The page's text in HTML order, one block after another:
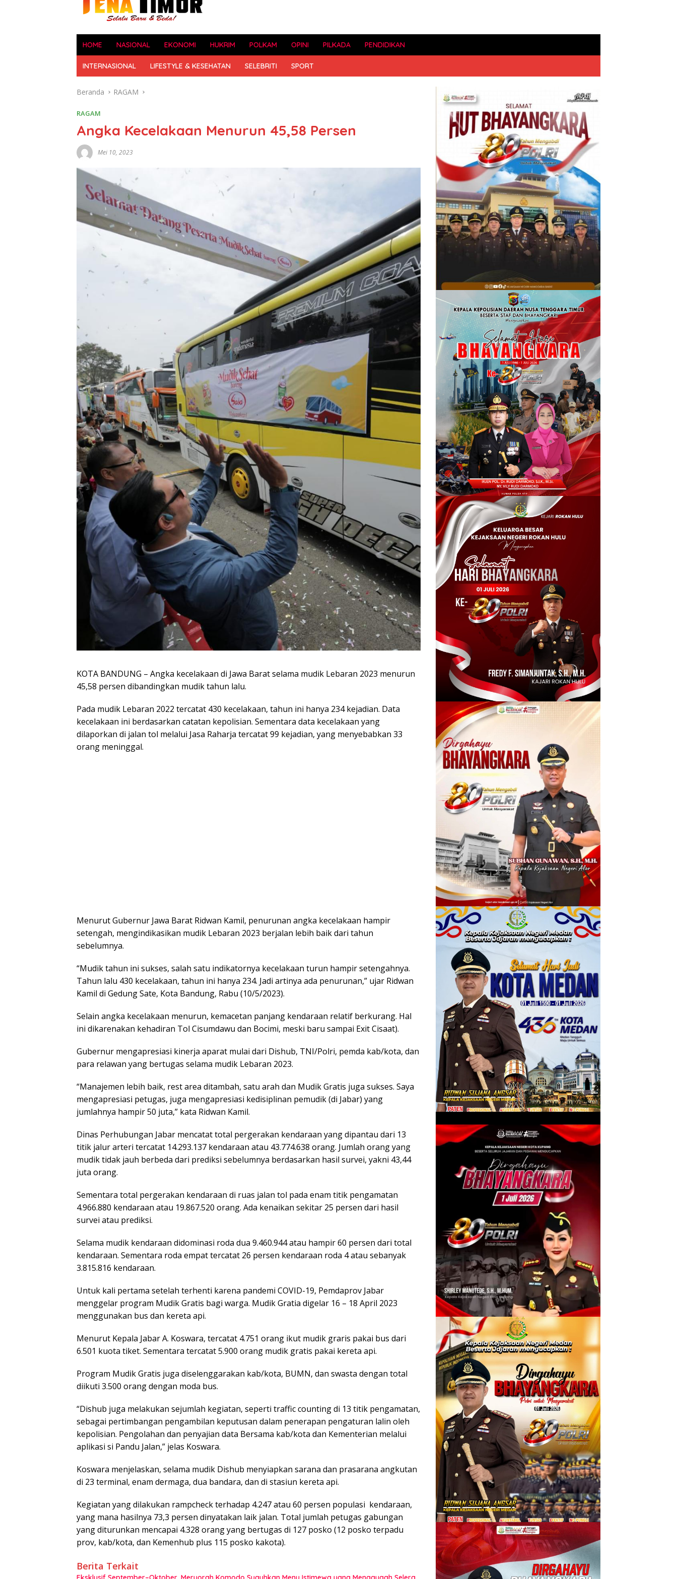
HOME NASIONAL EKONOMI HUKRIM POLKAM OPINI PILKADA PENDIDIKAN
INTERNASIONAL LIFESTYLE & KESEHATAN SELEBRITI SPORT
Beranda RAGAM
RAGAM
Angka Kecelakaan Menurun 45,58 Persen
Mei 10, 2023
KOTA BANDUNG – Angka kecelakaan di Jawa Barat selama mudik Lebaran 2023 menurun
45,58 persen dibandingkan mudik tahun lalu.
Pada mudik Lebaran 2022 tercatat 430 kecelakaan, tahun ini hanya 234 kejadian. Data
kecelakaan ini berdasarkan catatan kepolisian. Sementara data kecelakaan yang
dilaporkan di jalan tol melalui Jasa Raharja tercatat 99 kejadian, yang menyebabkan 33
orang meninggal.
Menurut Gubernur Jawa Barat Ridwan Kamil, penurunan angka kecelakaan hampir
setengah, mengindikasikan mudik Lebaran 2023 berjalan lebih baik dari tahun
sebelumnya.
“Mudik tahun ini sukses, salah satu indikatornya kecelakaan turun hampir setengahnya.
Tahun lalu 430 kecelakaan, tahun ini hanya 234. Jadi artinya ada penurunan,” ujar Ridwan
Kamil di Gedung Sate, Kota Bandung, Rabu (10/5/2023).
Selain angka kecelakaan menurun, kemacetan panjang kendaraan relatif berkurang. Hal
ini dikarenakan kehadiran Tol Cisumdawu dan Bocimi, meski baru sampai Exit Cisaat).
Gubernur mengapresiasi kinerja aparat mulai dari Dishub, TNI/Polri, pemda kab/kota, dan
para relawan yang bertugas selama mudik Lebaran 2023.
“Manajemen lebih baik, rest area ditambah, satu arah dan Mudik Gratis juga sukses. Saya
mengapresiasi petugas, juga mengapresiasi kedisiplinan pemudik (di Jabar) yang
jumlahnya hampir 50 juta,” kata Ridwan Kamil.
Dinas Perhubungan Jabar mencatat total pergerakan kendaraan yang dipantau dari 13
titik jalur arteri tercatat 14.293.137 kendaraan atau 43.774.638 orang. Jumlah orang yang
mudik tidak jauh berbeda dari prediksi sebelumnya berdasarkan hasil survei, yakni 43,44
juta orang.
Sementara total pergerakan kendaraan di ruas jalan tol pada enam titik pengamatan
4.966.880 kendaraan atau 19.867.520 orang. Ada kenaikan sekitar 25 persen dari hasil
survei atau prediksi.
Selama mudik kendaraan didominasi roda dua 9.460.944 atau hampir 60 persen dari total
kendaraan. Sementara roda empat tercatat 26 persen kendaraan roda 4 atau sebanyak
3.815.816 kendaraan.
Untuk kali pertama setelah terhenti karena pandemi COVID-19, Pemdaprov Jabar
menggelar program Mudik Gratis bagi warga. Mudik Gratia digelar 16 – 18 April 2023
menggunakan bus dan kereta api.
Menurut Kepala Jabar A. Koswara, tercatat 4.751 orang ikut mudik graris pakai bus dari
6.501 kuota tiket. Sementara tercatat 5.900 orang mudik gratis pakai kereta api.
Program Mudik Gratis juga diselenggarakan kab/kota, BUMN, dan swasta dengan total
diikuti 3.500 orang dengan moda bus.
“Dishub juga melakukan sejumlah kegiatan, seperti traffic counting di 13 titik pengamatan,
sebagai pertimbangan pengambilan keputusan dalam penerapan pengaturan lalin oleh
kepolisian. Pengolahan dan penyajian data Bersama kab/kota dan Kementerian melalui
aplikasi si Pandu Jalan,” jelas Koswara.
Koswara menjelaskan, selama mudik Dishub menyiapkan sarana dan prasarana angkutan
di 23 terminal, enam dermaga, dua bandara, dan di stasiun kereta api.
Kegiatan yang dilakukan rampcheck terhadap 4.247 atau 60 persen populasi kendaraan,
yang mana hasilnya 73,3 persen dinyatakan laik jalan. Total jumlah petugas gabungan
yang diturunkan mencapai 4.328 orang yang bertugas di 127 posko (12 posko terpadu
prov, kab/kota, dan Kemenhub plus 115 posko kakota).
Berita Terkait